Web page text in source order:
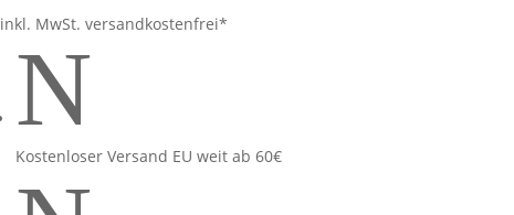
inkl. MwSt. versandkostenfrei*
N
Kostenloser Versand EU weit ab 60€